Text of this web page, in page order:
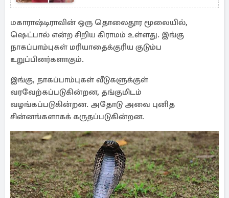
ஊழியர்
மகாராஷ்டிராவின் ஒரு தொலைதூர மூலையில்,
ஷெட்பால் என்ற சிறிய கிராமம் உள்ளது. இங்கு
நாகப்பாம்புகள் மரியாதைக்குரிய குடும்ப
உறுப்பினர்களாகும்.
இங்கு, நாகப்பாம்புகள் வீடுகளுக்குள்
வரவேற்கப்படுகின்றன, தங்குமிடம்
வழங்கப்படுகின்றன. அதோடு அவை புனித
சின்னங்களாகக் கருதப்படுகின்றன.